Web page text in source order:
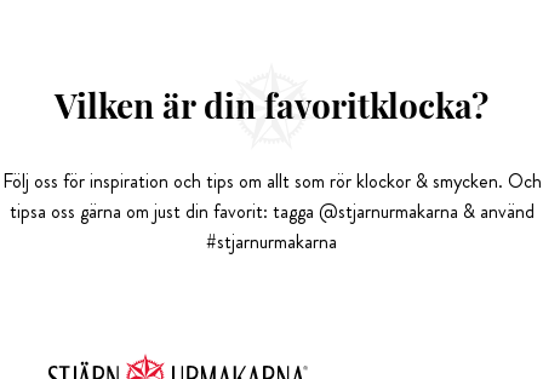
Vilken är din favoritklocka?
Följ oss för inspiration och tips om allt som rör klockor & smycken. Och
tipsa oss gärna om just din favorit: tagga @stjarnurmakarna & använd
#stjarnurmakarna